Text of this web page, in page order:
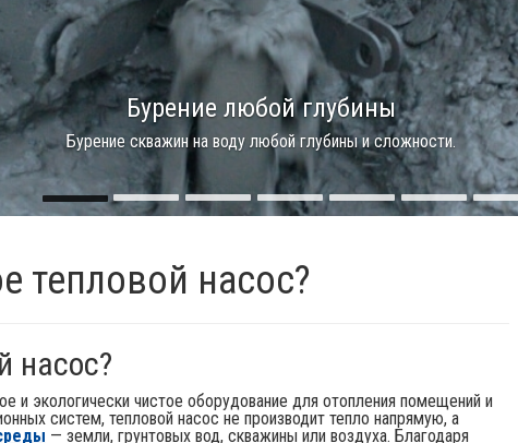
Бурение скважин для тепловых насосов
тепловой насос?
насос?
и экологически чистое оборудование для отопления помещений и
систем, тепловой насос не производит тепло напрямую, а
— земли, грунтовых вод, скважины или воздуха. Благодаря